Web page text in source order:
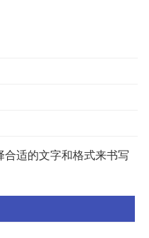
适的文字和格式来书写